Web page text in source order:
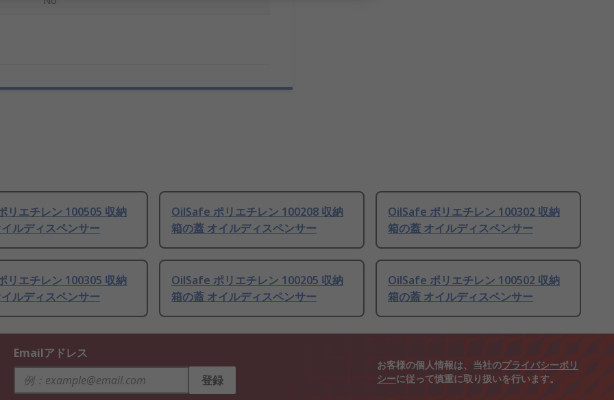
リエチレン 100505 収納
ルディスペンサー
OilSafe ポリエチレン 100208 収納
箱の蓋 オイルディスペンサー
OilSafe ポリエチレン 100302 収納
箱の蓋 オイルディスペンサー
リエチレン 100305 収納
ルディスペンサー
OilSafe ポリエチレン 100205 収納
箱の蓋 オイルディスペンサー
OilSafe ポリエチレン 100502 収納
箱の蓋 オイルディスペンサー
Emailアドレス
登録
お客様の個人情報は、当社のプライバシーポリ
シーに従って慎重に取り扱いを行います。